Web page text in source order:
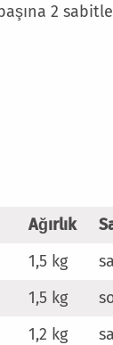
2
Ağırlık
1,5 kg
1,5 kg
1,2 kg